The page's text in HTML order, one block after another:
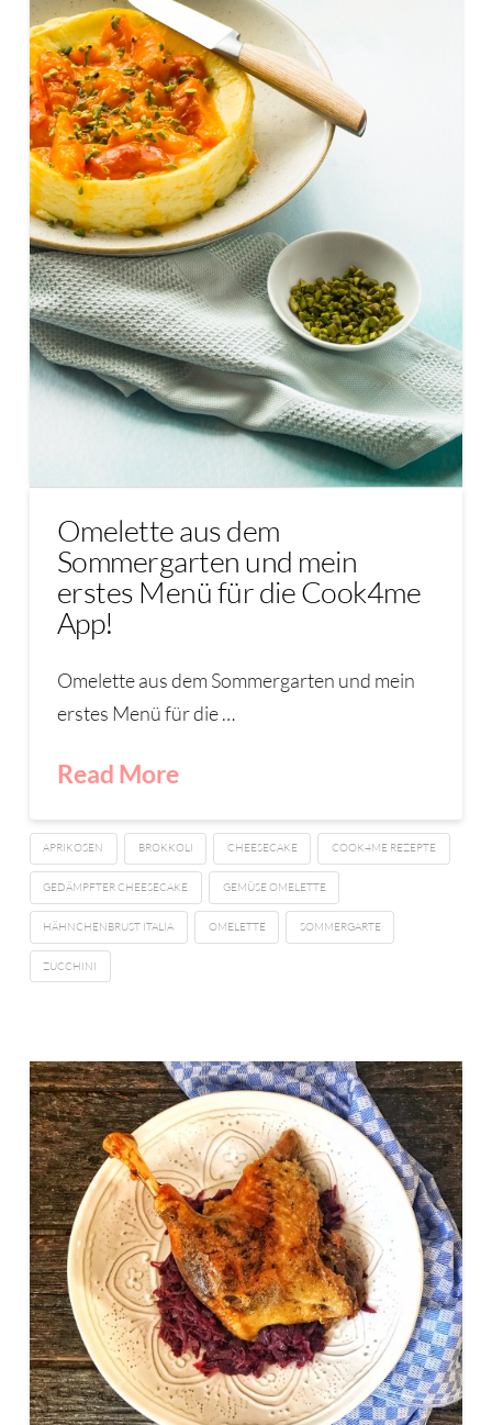
Omelette aus dem
Sommergarten und mein
erstes Menü für die Cook4me
App!
Omelette aus dem Sommergarten und mein
erstes Menü für die …
Read More
APRIKOSEN BROKKOLI CHEESECAKE COOK4ME REZEPTE
GEDÄMPFTER CHEESECAKE GEMÜSE OMELETTE
HÄHNCHENBRUST ITALIA OMELETTE SOMMERGARTE
ZUCCHINI